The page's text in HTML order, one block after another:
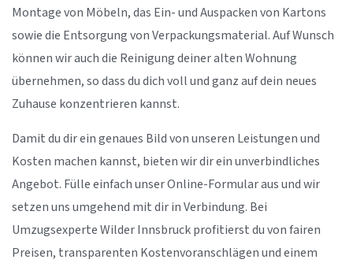
Montage von Möbeln, das Ein- und Auspacken von Kartons
sowie die Entsorgung von Verpackungsmaterial. Auf Wunsch
können wir auch die Reinigung deiner alten Wohnung
übernehmen, so dass du dich voll und ganz auf dein neues
Zuhause konzentrieren kannst.
Damit du dir ein genaues Bild von unseren Leistungen und
Kosten machen kannst, bieten wir dir ein unverbindliches
Angebot. Fülle einfach unser Online-Formular aus und wir
setzen uns umgehend mit dir in Verbindung. Bei
Umzugsexperte Wilder Innsbruck profitierst du von fairen
Preisen, transparenten Kostenvoranschlägen und einem